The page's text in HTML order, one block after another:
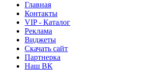
Главная
Контакты
VIP - Каталог
Реклама
Виджеты
Скачать сайт
Партнерка
Наш ВК